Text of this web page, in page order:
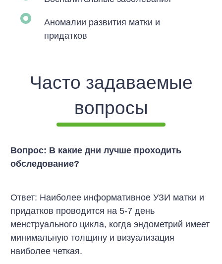
Аномалии развития матки и
придатков
Часто задаваемые
вопросы
Вопрос: В какие дни лучше проходить
обследование?
Ответ: Наиболее информативное УЗИ матки и
придатков проводится на 5-7 день
менструального цикла, когда эндометрий имеет
минимальную толщину и визуализация
наиболее четкая.